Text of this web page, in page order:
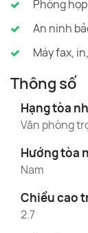
Phòng
An ninh
Máy fax,
Thông số
Hạng tòa
Văn phòng
Hướng tòa
Nam
Chiều cao
2.7